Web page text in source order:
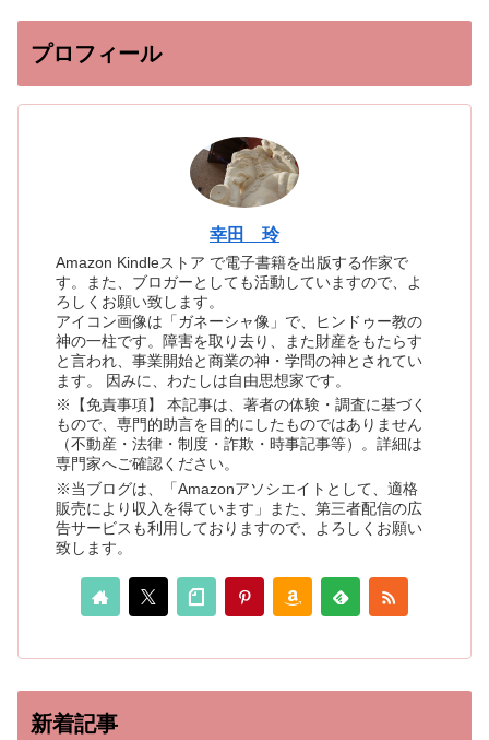
プロフィール
幸田 玲
Amazon Kindleストア で電子書籍を出版する作家で
す。また、ブロガーとしても活動していますので、よ
ろしくお願い致します。
アイコン画像は「ガネーシャ像」で、ヒンドゥー教の
神の一柱です。障害を取り去り、また財産をもたらす
と言われ、事業開始と商業の神・学問の神とされてい
ます。 因みに、わたしは自由思想家です。
※【免責事項】 本記事は、著者の体験・調査に基づく
もので、専門的助言を目的にしたものではありません
（不動産・法律・制度・詐欺・時事記事等）。詳細は
専門家へご確認ください。
※当ブログは、「Amazonアソシエイトとして、適格
販売により収入を得ています」また、第三者配信の広
告サービスも利用しておりますので、よろしくお願い
致します。
新着記事